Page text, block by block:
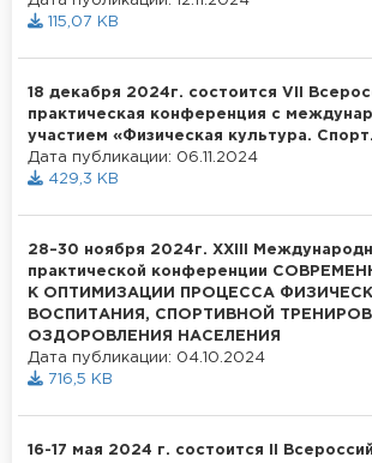
115,07 KB
18 декабря 2024г. состоится VII
практическая конференция с
участием «Физическая культура.
Дата публикации: 06.11.2024
429,3 KB
28–30 ноября 2024г. XXIII
практической конференции
К ОПТИМИЗАЦИИ ПРОЦЕССА
ВОСПИТАНИЯ, СПОРТИВНОЙ
ОЗДОРОВЛЕНИЯ НАСЕЛЕНИЯ
Дата публикации: 04.10.2024
716,5 KB
16-17 мая 2024 г. состоится II